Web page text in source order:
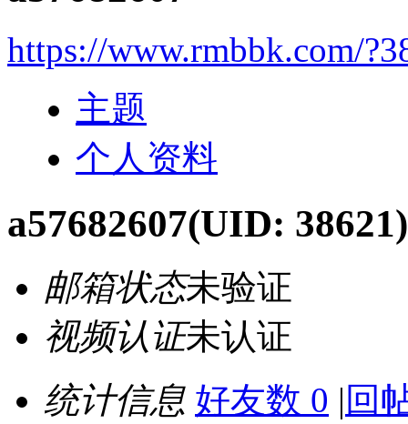
https://www.rmbbk.com/
主题
个人资料
a57682607(UID: 38621)
邮箱状态未验证
视频认证未认证
统计信息 好友数 0 | 回